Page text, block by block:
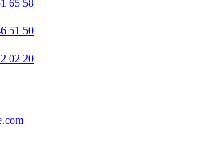
65 58
51 50
02 20